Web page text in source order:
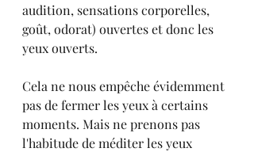
audition, sensations corporelles,
goût, odorat) ouvertes et donc les
yeux ouverts.
Cela ne nous empêche évidemment
pas de fermer les yeux à certains
moments. Mais ne prenons pas
l'habitude de méditer les yeux